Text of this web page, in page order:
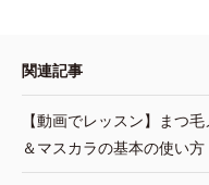
関連記事
【動画でレッスン】まつ
＆マスカラの基本の使い